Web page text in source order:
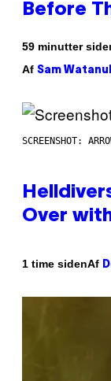
Before
59 minutter
Af Sam
SCREENSHOT:
Over
1 time sidenAf